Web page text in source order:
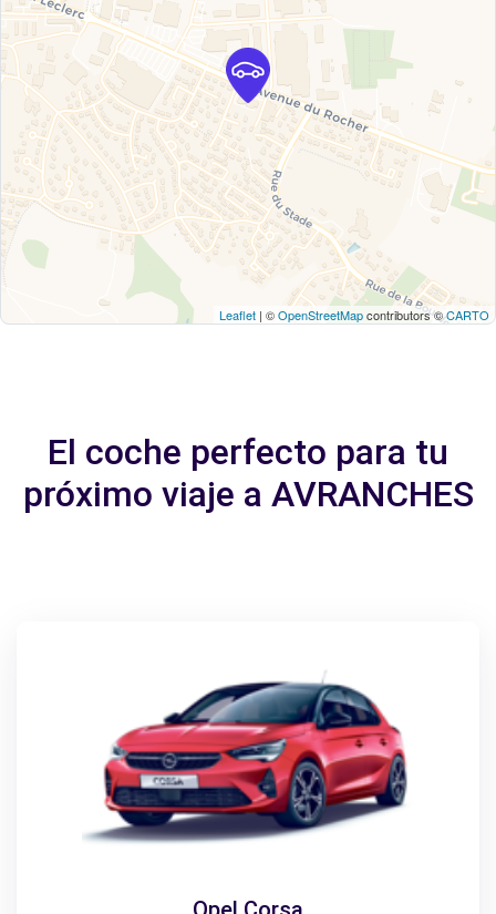
Leaflet | ©OpenStreetMapcontributors ©CARTO
El coche perfecto para tu
próximo viaje a AVRANCHES